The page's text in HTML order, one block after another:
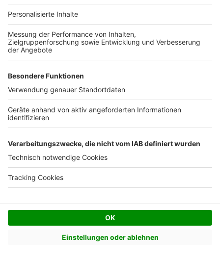
Top Unterlagen alles super
HS Holger S.
05 Nov. 2025
Wir haben noch keinen Kontakt aufgenommen, da...
noch ein Grundstück suchen
Lemgo|Beratung erhalten